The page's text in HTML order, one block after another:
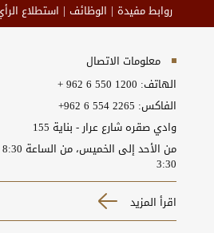
روابط مفيدة الوظائف استطلاع
معلومات الاتصال
الهاتف: + 962 6 550 1200
الفاكس: +962 6 554 2265
وادي صقره شارع عرار - بناية 155
3:30
اقرأ المزيد